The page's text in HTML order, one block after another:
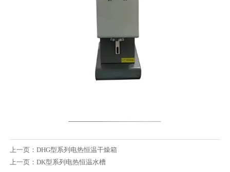
上一页： DHG型系列电热恒温干燥箱
上一页： DK型系列电热恒温水槽